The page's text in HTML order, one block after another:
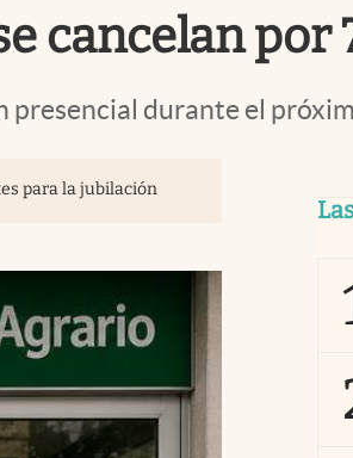
cancelan por
durante el
para la jubilación